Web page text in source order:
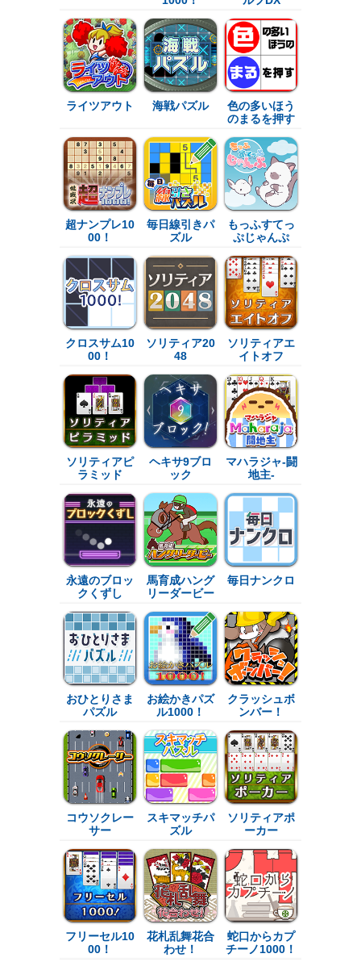
ライツアウト 海戦パズル
色の多いほう
のまるを押す
超ナンプレ10
00！
毎日線引きパ
ズル
もっふすてっ
ぷじゃんぷ
クロスサム10
00！
ソリティア20
48
ソリティアエ
イトオフ
ソリティアピ
ラミッド
ヘキサ9ブロ
ック
マハラジャ-闘
地主-
永遠のブロッ
クくずし
馬育成ハング
リーダービー
毎日ナンクロ
おひとりさま
パズル
お絵かきパズ
ル1000！
クラッシュボ
ンバー！
コウソクレー
サー
スキマッチパ
ズル
ソリティアポ
ーカー
フリーセル10
00！
花札乱舞花合
わせ！
蛇口からカプ
チーノ1000！